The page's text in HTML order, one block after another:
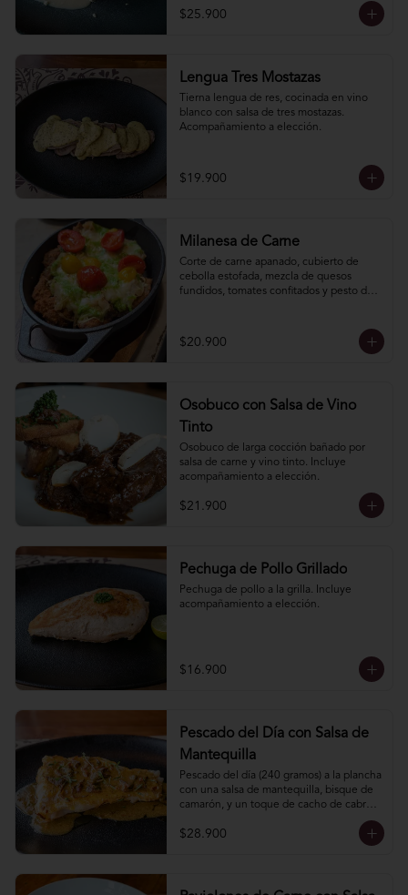
$25.900
Lengua Tres Mostazas
Tierna lengua de res, cocinada en vino
blanco con salsa de tres mostazas.
Acompañamiento a elección.
$19.900
Milanesa de Carne
Corte de carne apanado, cubierto de
cebolla estofada, mezcla de quesos
fundidos, tomates confitados y pesto de
$20.900
Osobuco con Salsa de Vino
Tinto
Osobuco de larga cocción bañado por
salsa de carne y vino tinto. Incluye
acompañamiento a elección.
$21.900
Pechuga de Pollo Grillado
Pechuga de pollo a la grilla. Incluye
acompañamiento a elección.
$16.900
Pescado del Día con Salsa de
Mantequilla
Pescado del dí­a (240 gramos) a la plancha
con una salsa de mantequilla, bisque de
camarón, y un toque de cacho de cabra.
$28.900